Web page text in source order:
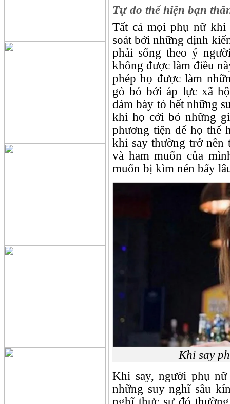
Tự do thể hiện bạn
Tất cả mọi phụ nữ
soát bởi những định
phải sống theo ý
không được làm điều
phép họ được làm
gò bó bởi áp lực xã
dám bày tỏ hết những
khi họ cởi bỏ những
phương tiện để họ thể
khi say thường trở nên
và ham muốn của
muốn bị kìm nén bấy
Khi say
Khi say, người phụ
những suy nghĩ sâu